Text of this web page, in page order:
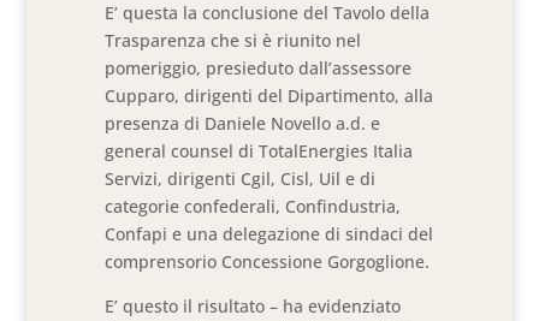
E’ questa la conclusione del Tavolo della
Trasparenza che si è riunito nel
pomeriggio, presieduto dall’assessore
Cupparo, dirigenti del Dipartimento, alla
presenza di Daniele Novello a.d. e
general counsel di TotalEnergies Italia
Servizi, dirigenti Cgil, Cisl, Uil e di
categorie confederali, Confindustria,
Confapi e una delegazione di sindaci del
comprensorio Concessione Gorgoglione.
E’ questo il risultato – ha evidenziato